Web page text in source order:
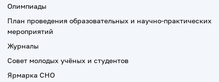
Олимпиады
План проведения образовательных и научно-практических
мероприятий
Журналы
Совет молодых учёных и студентов
Ярмарка СНО